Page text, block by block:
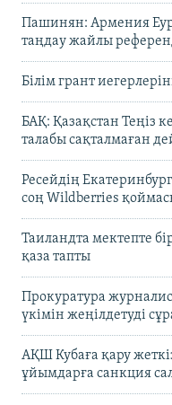
Пашинян: Армения
таңдау жайлы
Білім грант
БАҚ: Қазақстан Теңіз
талабы сақталмаған
Ресейдің
соң Wildberries
Таиландта мектепте
қаза тапты
Прокуратура
үкімін жеңілдетуді
АҚШ Кубаға қару
ұйымдарға санкция